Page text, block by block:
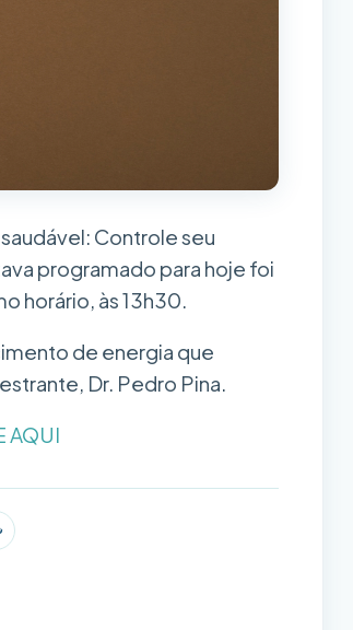
Controle seu
programado para hoje foi
horário, às 13h30.
de energia que
Dr. Pedro Pina.
AQUI
link